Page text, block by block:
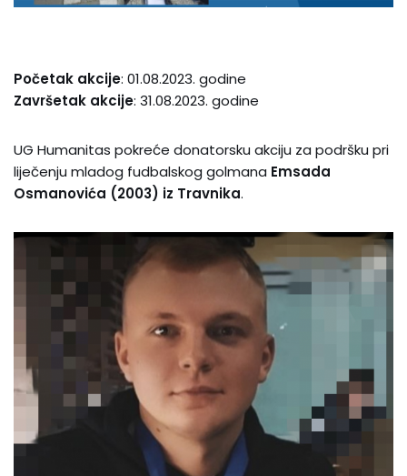
Početak akcije: 01.08.2023. godine
Završetak akcije: 31.08.2023. godine
UG Humanitas pokreće donatorsku akciju za podršku pri
liječenju mladog fudbalskog golmana Emsada
Osmanovića (2003) iz Travnika.